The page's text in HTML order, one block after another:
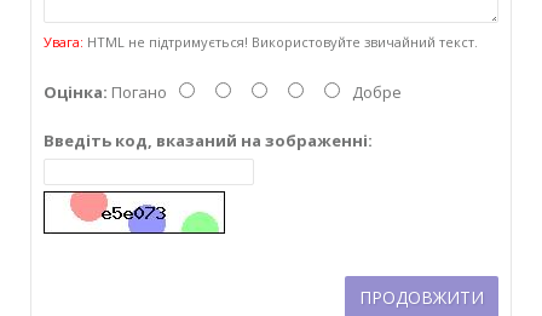
Увага: HTML не підтримується! Використовуйте звичайний текст.
Оцінка: Погано Добре
Введіть код, вказаний на зображенні:
ПРОДОВЖИТИ